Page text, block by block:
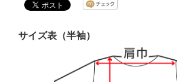
サイズ表（半袖）